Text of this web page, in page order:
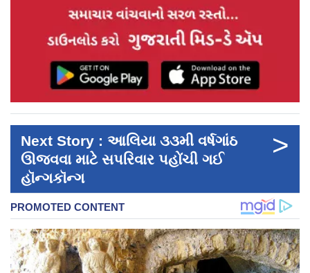
Next Story : આલિયા ૩૩મી વર્ષગાંઠ
ઊજવવા માટે સપરિવાર પહોંચી ગઈ
હૉન્ગકૉન્ગ
>